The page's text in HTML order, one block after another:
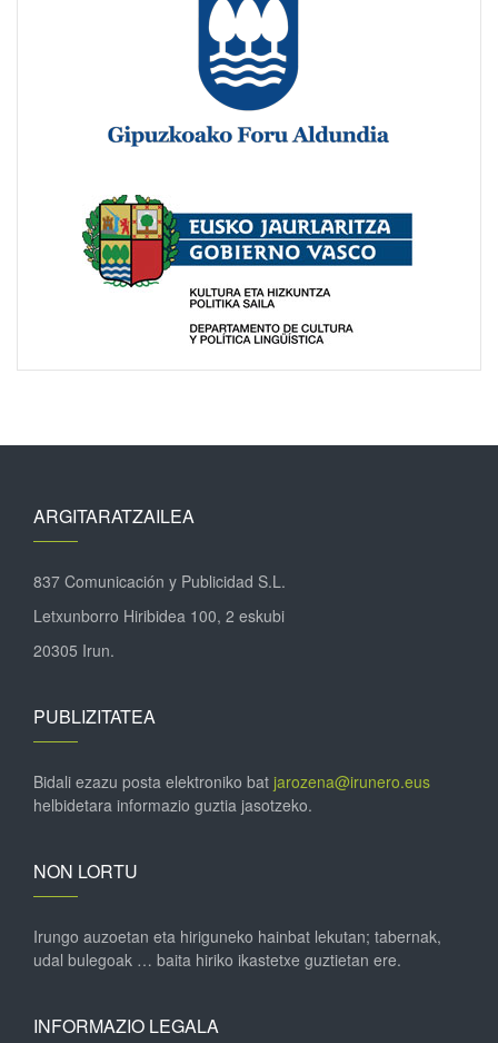
ARGITARATZAILEA
837 Comunicación y Publicidad S.L.
Letxunborro Hiribidea 100, 2 eskubi
20305 Irun.
PUBLIZITATEA
Bidali ezazu posta elektroniko bat jarozena@irunero.eus
helbidetara informazio guztia jasotzeko.
NON LORTU
Irungo auzoetan eta hiriguneko hainbat lekutan; tabernak,
udal bulegoak … baita hiriko ikastetxe guztietan ere.
INFORMAZIO LEGALA